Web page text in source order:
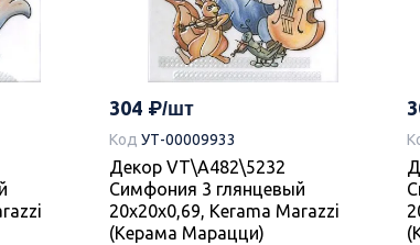
304
Код УТ-00009933
Декор VT\A482\5232
Симфония 3 глянцевый
20x20x0,69, Kerama Marazzi
(Керама Марацци)